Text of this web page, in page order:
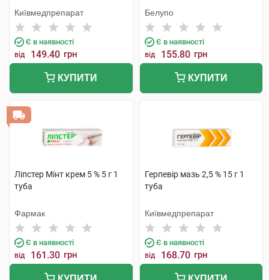
Київмедпрепарат
Є в наявності
від 149.40 грн
КУПИТИ
Белупо
Є в наявності
від 155.80 грн
КУПИТИ
Ліпстер Мінт крем 5 % 5 г 1
туба
Фармак
Є в наявності
від 161.30 грн
Герпевір мазь 2,5 % 15 г 1
туба
Київмедпрепарат
Є в наявності
від 168.70 грн